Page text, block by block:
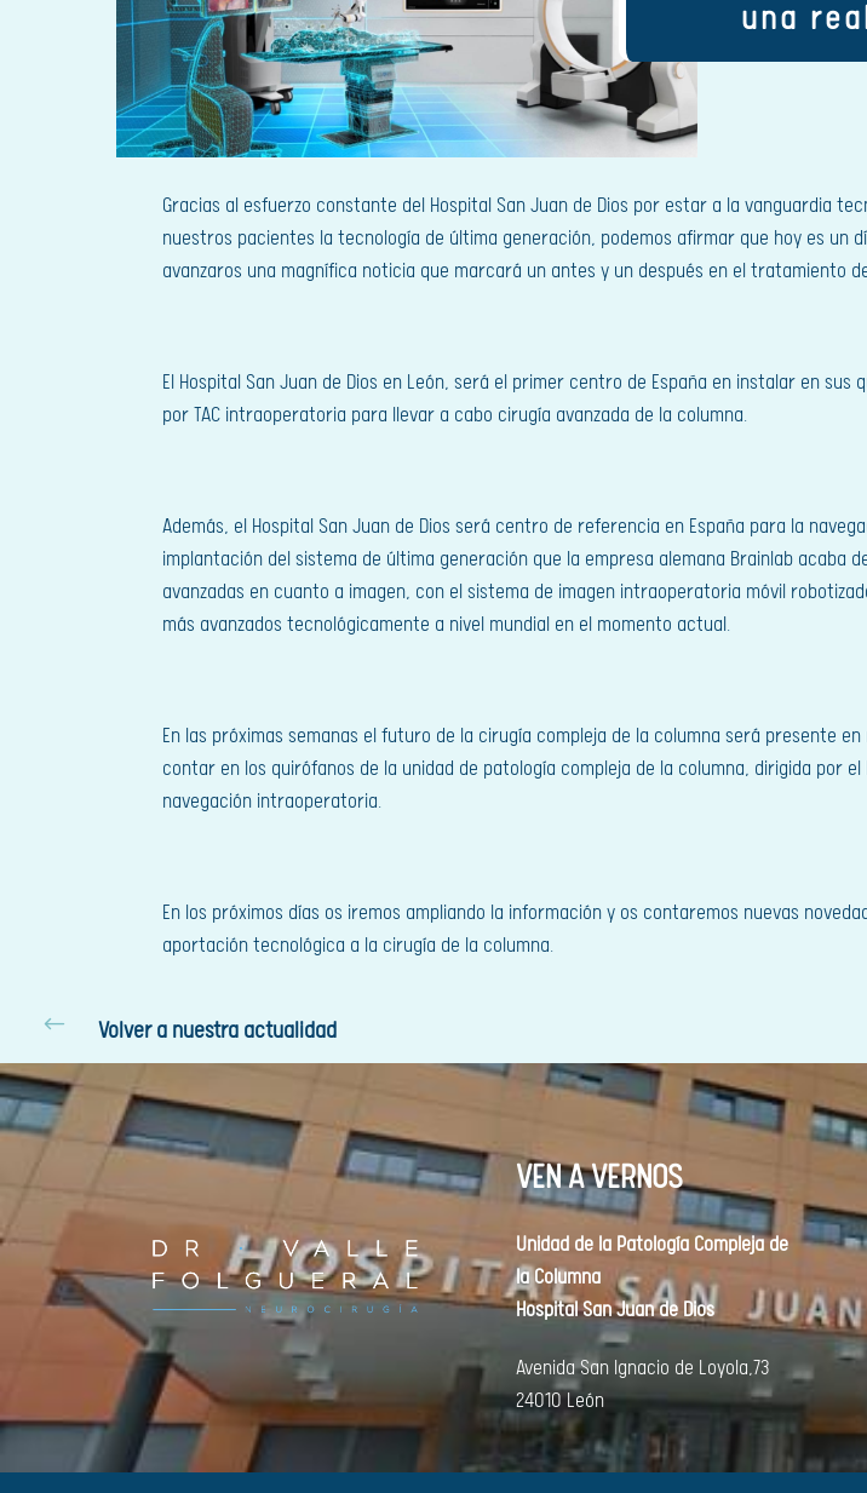
una
Gracias al esfuerzo constante del Hospital San Juan de Dios por estar a la vanguardia
nuestros pacientes la tecnología de última generación, podemos afirmar que hoy es un
avanzaros una magnífica noticia que marcará un antes y un después en el tratamiento
El Hospital San Juan de Dios en León, será el primer centro de España en instalar en
por TAC intraoperatoria para llevar a cabo cirugía avanzada de la columna.
Además, el Hospital San Juan de Dios será centro de referencia en España para la
implantación del sistema de última generación que la empresa alemana Brainlab acaba
avanzadas en cuanto a imagen, con el sistema de imagen intraoperatoria móvil
más avanzados tecnológicamente a nivel mundial en el momento actual.
En las próximas semanas el futuro de la cirugía compleja de la columna será presente
contar en los quirófanos de la unidad de patología compleja de la columna, dirigida por
navegación intraoperatoria.
En los próximos días os iremos ampliando la información y os contaremos nuevas
aportación tecnológica a la cirugía de la columna.
# Volver a nuestra actualidad
VEN A VERNOS
Unidad de la Patología Compleja de
la Columna
Hospital San Juan de Dios
Avenida San Ignacio de Loyola,73
24010 León